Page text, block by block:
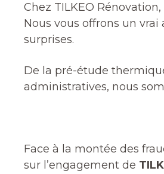
Chez TILKEO
Nous vous offrons un
surprises.
De la pré-étude
administratives, nous
Face à la montée des
sur l’engagement de